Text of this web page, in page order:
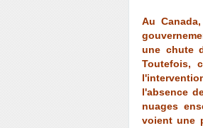
Au
une chute
Toutefois,
l'absence
nuages
voient une